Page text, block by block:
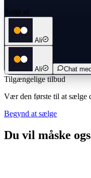
Solgt af
Ali
Ali Chat
Tilgængelige tilbud
Vær den første til at sælge
Begynd at sælge
Du vil måske